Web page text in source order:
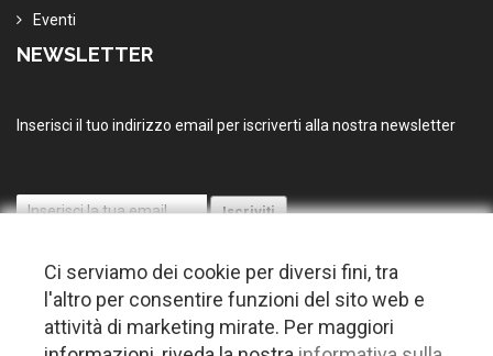
Eventi
NEWSLETTER
Inserisci il tuo indirizzo email per iscriverti alla nostra newsletter
Ci serviamo dei cookie per diversi fini, tra
l'altro per consentire funzioni del sito web e
attività di marketing mirate. Per maggiori